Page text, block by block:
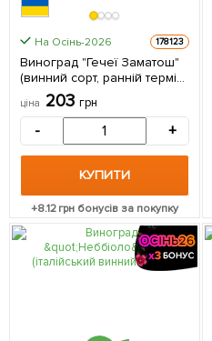
На Осінь-2026 178123
Виноград "Гечеї Заматош"
(винний сорт, ранній термін
дозрівання, мускатний
аромат) 1 саджанець в
ціна 203 грн
- +
КУПИТИ
+8.12грн бонусів за покупку